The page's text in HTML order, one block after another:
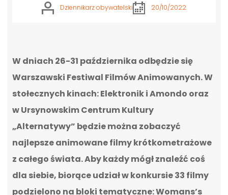
Dziennikarz obywatelski 20/10/2022
W dniach 26-31 października odbędzie się
Warszawski Festiwal Filmów Animowanych. W
stołecznych kinach: Elektronik i Amondo oraz
w Ursynowskim Centrum Kultury
„Alternatywy” będzie można zobaczyć
najlepsze animowane filmy krótkometrażowe
z całego świata. Aby każdy mógł znaleźć coś
dla siebie, biorące udział w konkursie 33 filmy
podzielono na bloki tematyczne: Womans’s